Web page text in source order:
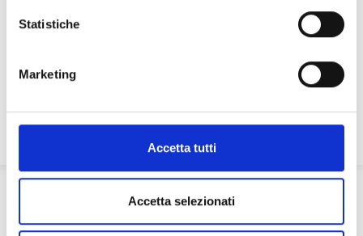
Statistiche
Marketing
Accetta tutti
Accetta selezionati
ed acconsento al trattamento
INVIA